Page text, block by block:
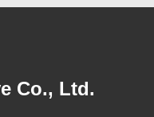
Co., Ltd.